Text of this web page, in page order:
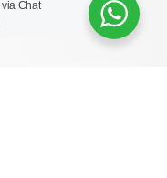
via Chat